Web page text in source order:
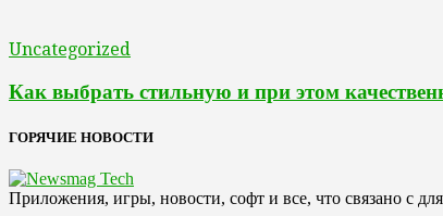
Uncategorized
Как выбрать стильную и при этом
ГОРЯЧИЕ НОВОСТИ
Приложения, игры, новости, софт и все, что связано с